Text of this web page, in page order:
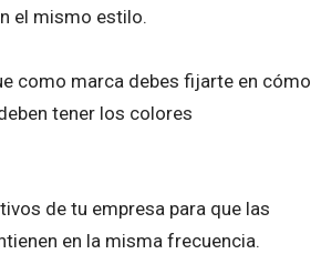
el mismo estilo.
como marca debes fijarte en cómo
tener los colores
de tu empresa para que las
en la misma frecuencia.